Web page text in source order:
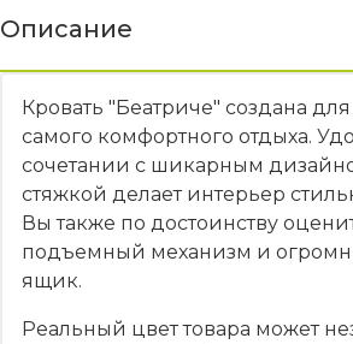
Описание
Кровать "Беатриче" создана
самого комфортного отдыха.
сочетании с шикарным
стяжкой делает интерьер
Вы также по достоинству
подъемный механизм и
ящик.
Реальный цвет товара может